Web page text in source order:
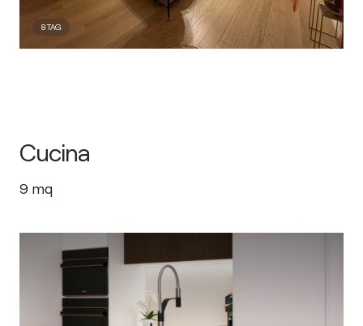
8TAG
Cucina
9 mq